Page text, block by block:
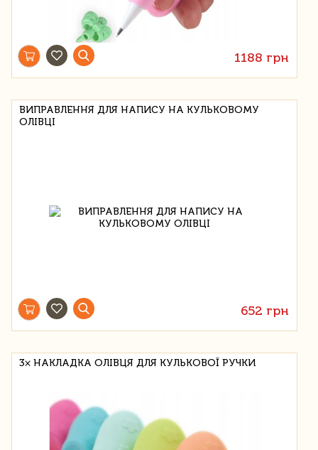
1188 грн
ВИПРАВЛЕННЯ ДЛЯ НАПИСУ НА КУЛЬКОВОМУ
ОЛІВЦІ
652 грн
3× НАКЛАДКА ОЛІВЦЯ ДЛЯ КУЛЬКОВОЇ РУЧКИ